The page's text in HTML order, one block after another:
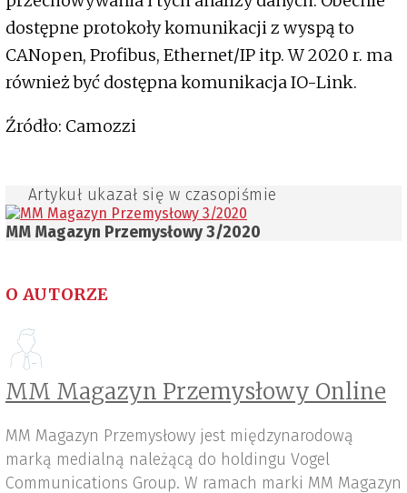
dostępne protokoły komunikacji z wyspą to
CANopen, Profibus, Ethernet/IP itp. W 2020 r. ma
również być dostępna komunikacja IO-Link.
Źródło: Camozzi
Artykuł ukazał się w czasopiśmie
MM Magazyn Przemysłowy 3/2020
O AUTORZE
MM Magazyn Przemysłowy Online
MM Magazyn Przemysłowy jest międzynarodową
marką medialną należącą do holdingu Vogel
Communications Group. W ramach marki MM Magazyn